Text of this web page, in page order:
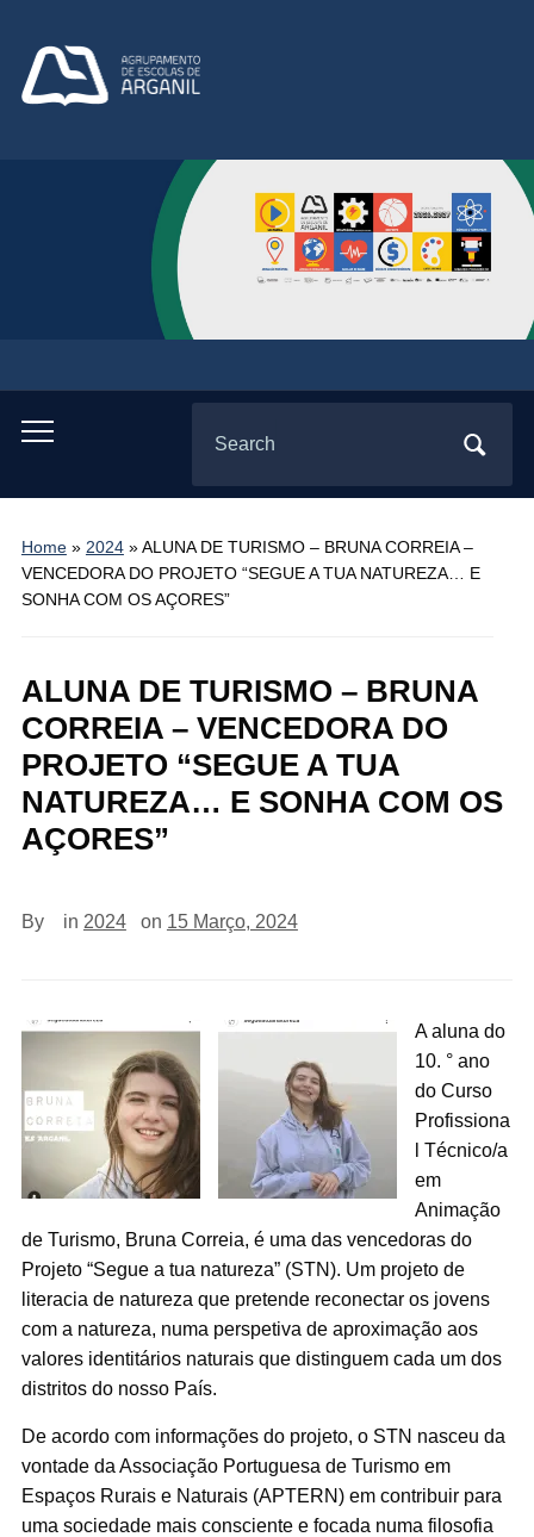
Toggle
menu
for:
Home» 2024»ALUNA DE TURISMO – BRUNA CORREIA –
VENCEDORA DO PROJETO “SEGUE A TUA NATUREZA… E
SONHA COM OS AÇORES”
ALUNA DE TURISMO – BRUNA
CORREIA – VENCEDORA DO
PROJETO “SEGUE A TUA
NATUREZA… E SONHA COM OS
AÇORES”
By in 2024 on 15 Março, 2024
A aluna do
10. ° ano
do Curso
Profissiona
l Técnico/a
em
Animação
de Turismo, Bruna Correia, é uma das vencedoras do
Projeto “Segue a tua natureza” (STN). Um projeto de
literacia de natureza que pretende reconectar os jovens
com a natureza, numa perspetiva de aproximação aos
valores identitários naturais que distinguem cada um dos
distritos do nosso País.
De acordo com informações do projeto, o STN nasceu da
vontade da Associação Portuguesa de Turismo em
Espaços Rurais e Naturais (APTERN) em contribuir para
uma sociedade mais consciente e focada numa filosofia